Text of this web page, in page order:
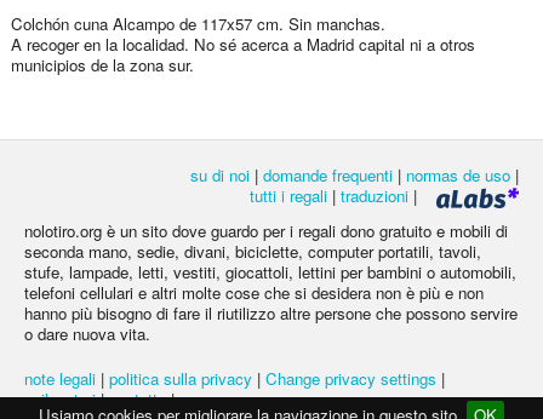
Colchón cuna Alcampo de 117x57 cm. Sin manchas.
A recoger en la localidad. No sé acerca a Madrid capital ni a otros
municipios de la zona sur.
su di noi | domande frequenti | normas de uso |
tutti i regali | traduzioni |
nolotiro.org è un sito dove guardo per i regali dono gratuito e mobili di
seconda mano, sedie, divani, biciclette, computer portatili, tavoli,
stufe, lampade, letti, vestiti, giocattoli, lettini per bambini o automobili,
telefoni cellulari e altri molte cose che si desidera non è più e non
hanno più bisogno di fare il riutilizzo altre persone che possono servire
o dare nuova vita.
note legali | politica sulla privacy | Change privacy settings |
svilupatori|contatto|